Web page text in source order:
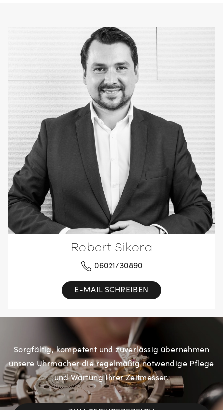
Robert Sikora
06021/30890
E-MAIL SCHREIBEN
Sorgfältig, kompetent und zuverlässig übernehmen
unsere Uhrmacher die regelmäßig notwendige Pflege
und Wartung Ihrer Zeitmesser.